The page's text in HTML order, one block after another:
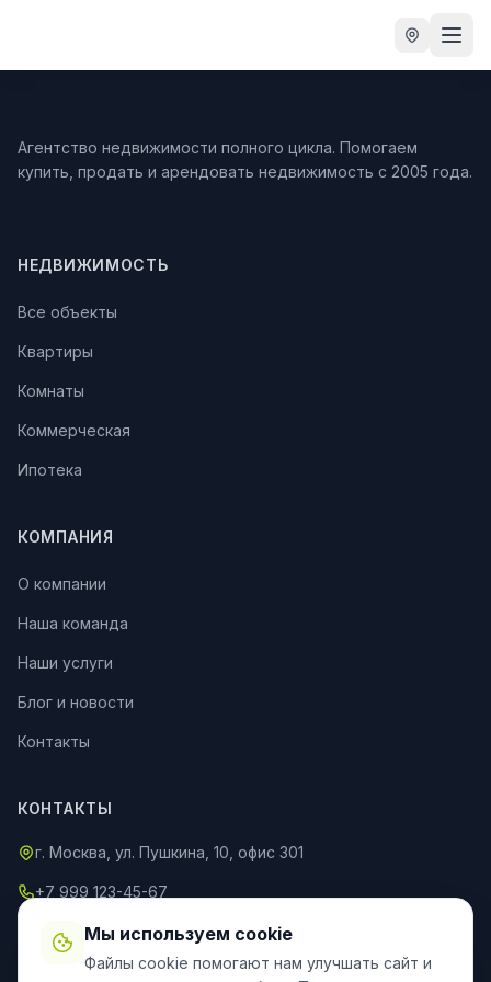
Агентство недвижимости полного цикла. Помогаем
купить, продать и арендовать недвижимость с 2005 года.
НЕДВИЖИМОСТЬ
Все объекты
Квартиры
Комнаты
Коммерческая
Ипотека
КОМПАНИЯ
О компании
Наша команда
Наши услуги
Блог и новости
Контакты
КОНТАКТЫ
г. Москва, ул. Пушкина, 10, офис 301
+7 999 123-45-67
info@an-partner.ru
Пн–Пт: 9:00–20:00, Сб–Вс: 10:00–18:00
Мы используем cookie
Файлы cookie помогают нам улучшать сайт и